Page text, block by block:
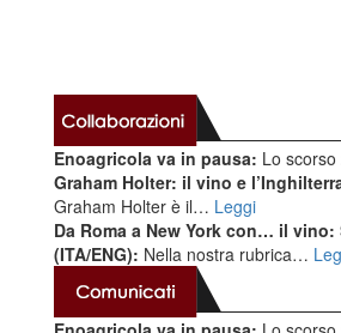
Enoagricola va in pausa: Lo
Graham Holter: il vino e
Graham Holter è il… Leggi
Da Roma a New York con… il vino:
(ITA/ENG): Nella nostra rubrica…